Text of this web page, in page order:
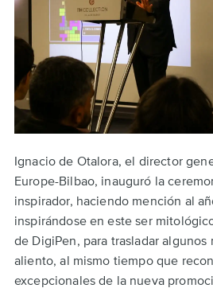
Ignacio de Otalora, el director
Europe-Bilbao, inauguró la
inspirador, haciendo mención al
inspirándose en este ser
de DigiPen, para trasladar algunos
aliento, al mismo tiempo que
excepcionales de la nueva